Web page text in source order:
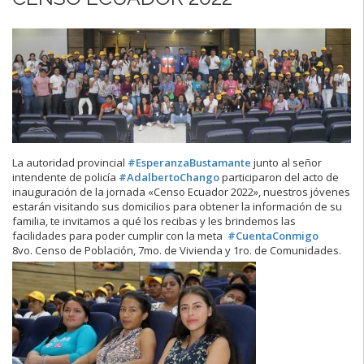
La autoridad provincial #EsperanzaBustamante junto al señor
intendente de policía #AdalbertoChangoparticiparon del acto de
inauguración de la jornada «Censo Ecuador 2022», nuestros jóvenes
estarán visitando sus domicilios para obtener la información de su
familia, te invitamos a qué los recibas y les brindemos las
facilidades para poder cumplir con la meta #CuentaConmigo
8vo. Censo de Población, 7mo. de Vivienda y 1ro. de Comunidades.